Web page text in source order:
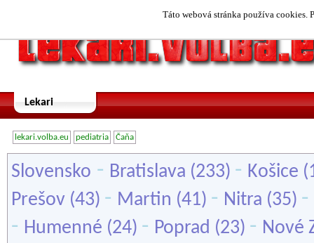
Táto webová stránka používa cookies.
Lekari
lekari.volba.eu pediatria Čaňa
Slovensko - Bratislava (233) - Košice
Prešov (43) - Martin (41) - Nitra (35) -
- Humenné (24) - Poprad (23) - Nové